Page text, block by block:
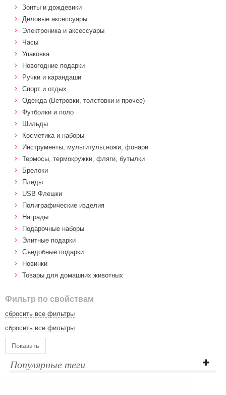
Зонты и дождевики
Деловые аксессуары
Электроника и аксессуары
Часы
Упаковка
Новогодние подарки
Ручки и карандаши
Спорт и отдых
Одежда (Ветровки, толстовки и прочее)
Футболки и поло
Шильды
Косметика и наборы
Инструменты, мультитулы,ножи, фонари
Термосы, термокружки, фляги, бутылки
Брелоки
Пледы
USB Флешки
Полиграфические изделия
Награды
Подарочные наборы
Элитные подарки
Cъедобные подарки
Новинки
Товары для домашних животных
Фильтр по свойствам
сбросить все фильтры
сбросить все фильтры
Показать
Популярные теги